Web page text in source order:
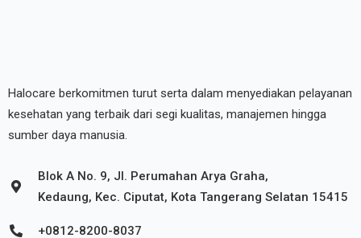
Halocare berkomitmen turut serta dalam menyediakan pelayanan
kesehatan yang terbaik dari segi kualitas, manajemen hingga
sumber daya manusia.
Blok A No. 9, Jl. Perumahan Arya Graha,
Kedaung, Kec. Ciputat, Kota Tangerang Selatan 15415
+0812-8200-8037